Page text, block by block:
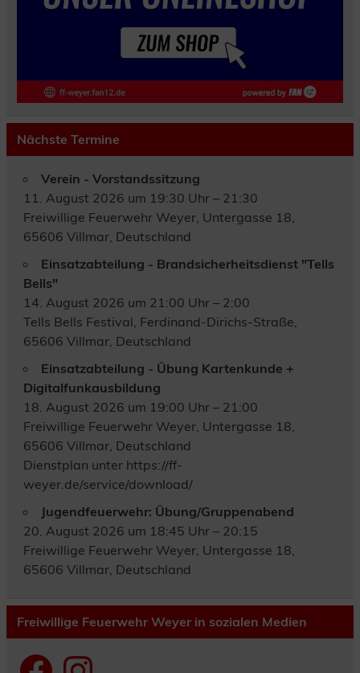
Nächste Termine
Verein - Vorstandssitzung
11. August 2026 um 19:30 Uhr – 21:30
Freiwillige Feuerwehr Weyer, Untergasse 18,
65606 Villmar, Deutschland
Einsatzabteilung - Brandsicherheitsdienst "Tells
Bells"
14. August 2026 um 21:00 Uhr – 2:00
Tells Bells Festival, Ferdinand-Dirichs-Straße,
65606 Villmar, Deutschland
Einsatzabteilung - Übung Kartenkunde +
Digitalfunkausbildung
18. August 2026 um 19:00 Uhr – 21:00
Freiwillige Feuerwehr Weyer, Untergasse 18,
65606 Villmar, Deutschland
Dienstplan unter https://ff-
weyer.de/service/download/
Jugendfeuerwehr: Übung/Gruppenabend
20. August 2026 um 18:45 Uhr – 20:15
Freiwillige Feuerwehr Weyer, Untergasse 18,
65606 Villmar, Deutschland
Freiwillige Feuerwehr Weyer in sozialen Medien
FacebookInstagram